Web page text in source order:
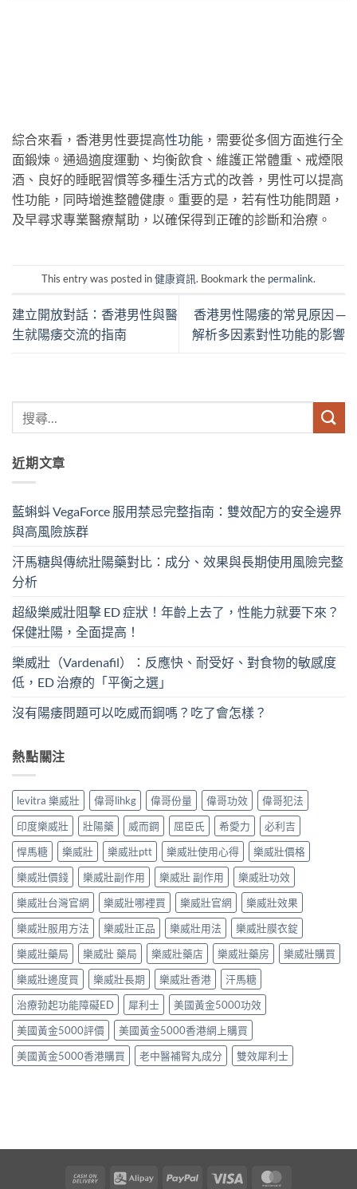
綜合來看，香港男性要提高性功能 ，需要從多個方面進行全
面鍛煉。通過適度運動、均衡飲食、維護正常體重、戒煙限
酒、良好的睡眠習慣等多種生活方式的改善，男性可以提高
性功能，同時增進整體健康。重要的是，若有性功能問題，
及早尋求專業醫療幫助，以確保得到正確的診斷和治療。
This entry was posted in健康資訊. Bookmark the permalink.
建立開放對話：香港男性與醫
生就陽痿交流的指南
香港男性陽痿的常見原因 ─
解析多因素對性功能的影響
近期文章
藍蝌蚪 VegaForce 服用禁忌完整指南：雙效配方的安全邊界
與高風險族群
汗馬糖與傳統壯陽藥對比：成分、效果與長期使用風險完整
分析
超級樂威壯阻擊 ED 症狀！年齡上去了，性能力就要下來？
保健壯陽，全面提高！
樂威壯（Vardenafil）：反應快、耐受好、對食物的敏感度
低，ED 治療的「平衡之選」
沒有陽痿問題可以吃威而鋼嗎？吃了會怎樣？
熱點關注
levitra 樂威壯 偉哥lihkg 偉哥份量 偉哥功效
偉哥犯法
印度樂威壯
壯陽藥 威而鋼 屈臣氏 希愛力
必利吉
悍馬糖
樂威壯 樂威壯ptt 樂威壯使用心得
樂威壯價格
樂威壯價錢
樂威壯副作用 樂威壯 副作用
樂威壯功效
樂威壯台灣官網
樂威壯哪裡買 樂威壯官網
樂威壯效果
樂威壯服用方法
樂威壯正品 樂威壯用法
樂威壯膜衣錠
樂威壯藥局
樂威壯 藥局 樂威壯藥店 樂威壯藥房
樂威壯購買
樂威壯邊度買
樂威壯長期 樂威壯香港
汗馬糖
治療勃起功能障礙ED
犀利士
美國黃金5000功效
美國黃金5000評價
美國黃金5000香港網上購買
美國黃金5000香港購買
老中醫補腎丸成分 雙效犀利士
Cash
Alipay PayPal Visa